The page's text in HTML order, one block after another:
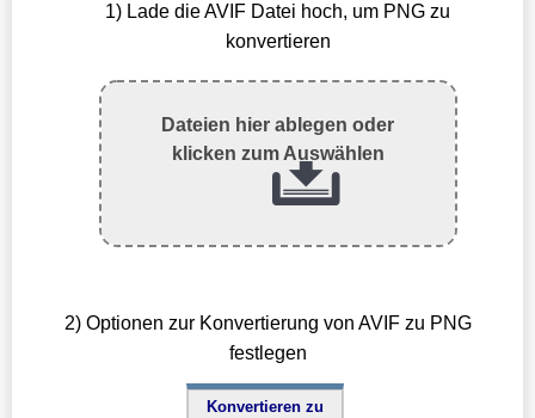
1) Lade die AVIF Datei hoch, um PNG zu
konvertieren
Dateien hier ablegen oder
klicken zum Auswählen
2) Optionen zur Konvertierung von AVIF zu PNG
festlegen
Konvertieren zu